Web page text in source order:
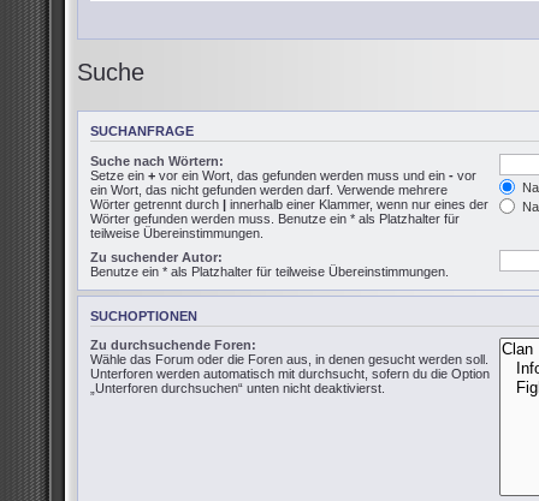
Suche
SUCHANFRAGE
Suche nach Wörtern:
Setze ein + vor ein Wort, das gefunden werden muss und ein - vor
ein Wort, das nicht gefunden werden darf. Verwende mehrere
Wörter getrennt durch | innerhalb einer Klammer, wenn nur eines der
Wörter gefunden werden muss. Benutze ein * als Platzhalter für
teilweise Übereinstimmungen.
Zu suchender Autor:
Benutze ein * als Platzhalter für teilweise Übereinstimmungen.
SUCHOPTIONEN
Zu durchsuchende Foren:
Wähle das Forum oder die Foren aus, in denen gesucht werden soll.
Unterforen werden automatisch mit durchsucht, sofern du die Option
„Unterforen durchsuchen“ unten nicht deaktivierst.